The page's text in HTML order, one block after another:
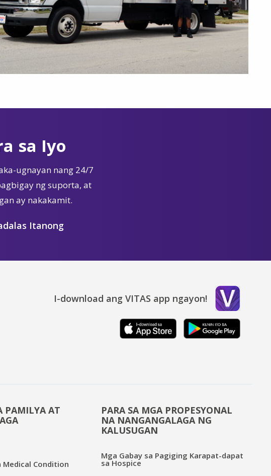
sa Iyo
ugnayan nang 24/7
ng suporta, at
ay nakakamit.
Itanong
I-download ang VITAS app ngayon!
PAMILYA AT
Medical Condition
PARA SA MGA PROPESYONAL
NA NANGANGALAGA NG
KALUSUGAN
Mga Gabay sa Pagiging Karapat-dapat
sa Hospice